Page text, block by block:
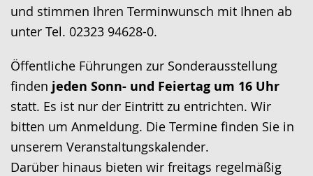
und stimmen Ihren Terminwunsch mit Ihnen ab
unter Tel. 02323 94628-0.
Öffentliche Führungen zur Sonderausstellung
finden jeden Sonn- und Feiertag um 16 Uhr
statt. Es ist nur der Eintritt zu entrichten. Wir
bitten um Anmeldung. Die Termine finden Sie in
unserem Veranstaltungskalender.
Darüber hinaus bieten wir freitags regelmäßig